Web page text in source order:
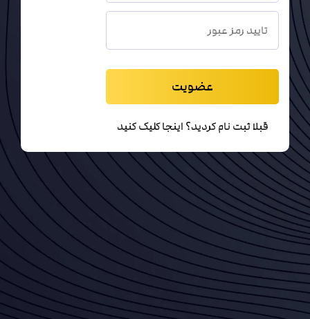
عضویت
قبلا ثبت نام کردید؟ اینجا کلیک کنید